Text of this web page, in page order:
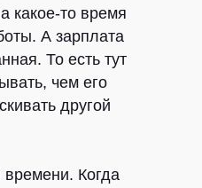
какое-то время
А зарплата
То есть тут
чем его
другой
Когда